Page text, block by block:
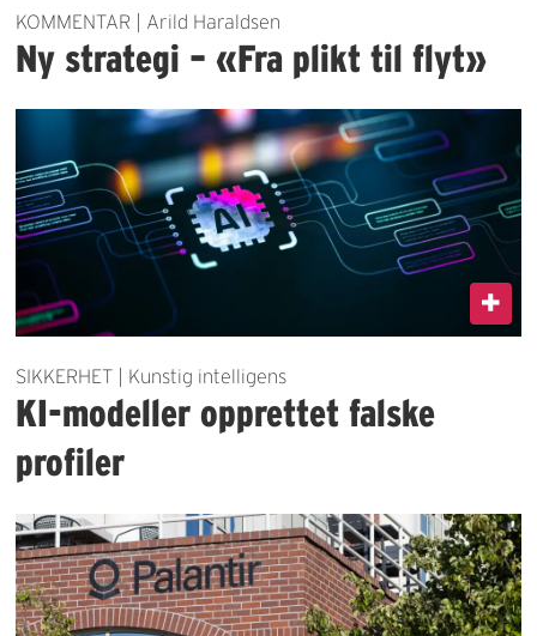
KOMMENTAR | Arild Haraldsen
Ny strategi – «Fra plikt til flyt»
SIKKERHET | Kunstig intelligens
KI-modeller opprettet falske
profiler